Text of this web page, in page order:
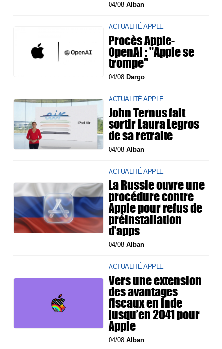
04/08Alban
ACTUALITÉ APPLE
Procès Apple-
OpenAI : "Apple se
trompe"
04/08Dargo
ACTUALITÉ APPLE
John Ternus fait
sortir Laura Legros
de sa retraite
04/08Alban
ACTUALITÉ APPLE
La Russie ouvre une
procédure contre
Apple pour refus de
préinstallation
d’apps
04/08Alban
ACTUALITÉ APPLE
Vers une extension
des avantages
fiscaux en Inde
jusqu’en 2041 pour
Apple
04/08Alban